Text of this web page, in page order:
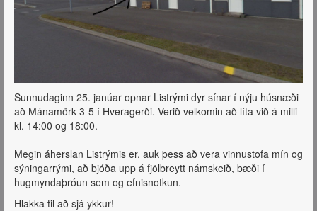
Sunnudaginn 25. janúar opnar Listrými dyr sínar í nýju húsnæði
að Mánamörk 3-5 í Hveragerði. Verið velkomin að líta við á milli
kl. 14:00 og 18:00.
Megin áherslan Listrýmis er, auk þess að vera vinnustofa mín og
sýningarrými, að bjóða upp á fjölbreytt námskeið, bæði í
hugmyndaþróun sem og efnisnotkun.
Hlakka til að sjá ykkur!